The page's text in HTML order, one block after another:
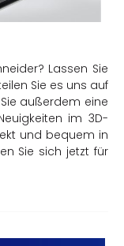
Lassen Sie
Sie es uns auf
außerdem eine
im 3D-
und bequem in
Sie sich jetzt für